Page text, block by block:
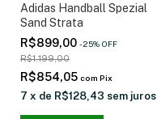
Adidas Handball Spezial
Sand Strata
R$899,00 -25% OFF
R$1.199,00
R$854,05 com Pix
7 x de R$128,43 sem juros